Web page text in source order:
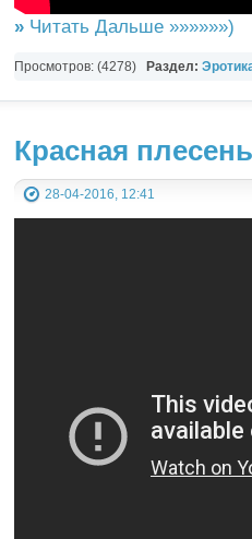
» Читать Дальше »»»»»»)
Просмотров: (4278) Раздел:
Красная
28-04-2016, 12:41